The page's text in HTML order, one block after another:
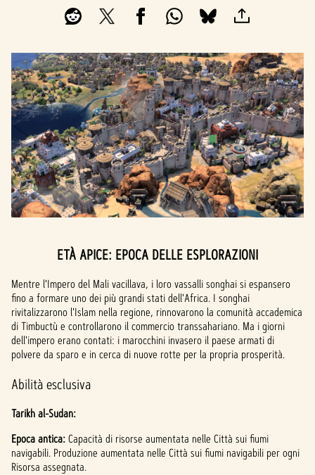
ETÀ APICE: EPOCA DELLE ESPLORAZIONI
Mentre l'Impero del Mali vacillava, i loro vassalli songhai si espansero
fino a formare uno dei più grandi stati dell'Africa. I songhai
rivitalizzarono l'Islam nella regione, rinnovarono la comunità accademica
di Timbuctù e controllarono il commercio transsahariano. Ma i giorni
dell'impero erano contati: i marocchini invasero il paese armati di
polvere da sparo e in cerca di nuove rotte per la propria prosperità.
Abilità esclusiva
Tarikh al-Sudan:
Epoca antica:Capacità di risorse aumentata nelle Città sui fiumi
navigabili. Produzione aumentata nelle Città sui fiumi navigabili per ogni
Risorsa assegnata.